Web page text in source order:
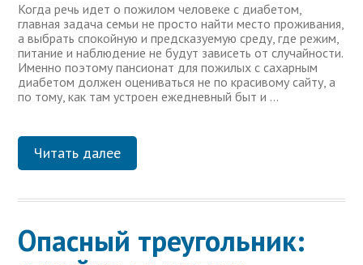
Когда речь идет о пожилом человеке с диабетом,
главная задача семьи не просто найти место проживания,
а выбрать спокойную и предсказуемую среду, где режим,
питание и наблюдение не будут зависеть от случайности.
Именно поэтому пансионат для пожилых с сахарным
диабетом должен оцениваться не по красивому сайту, а
по тому, как там устроен ежедневный быт и …
Читать далее
Опасный треугольник: